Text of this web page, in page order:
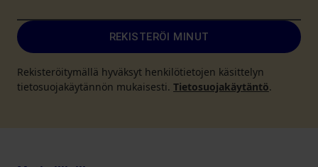
REKISTERÖI MINUT
Rekisteröitymällä hyväksyt henkilötietojen käsittelyn
tietosuojakäytännön mukaisesti. Tietosuojakäytäntö.